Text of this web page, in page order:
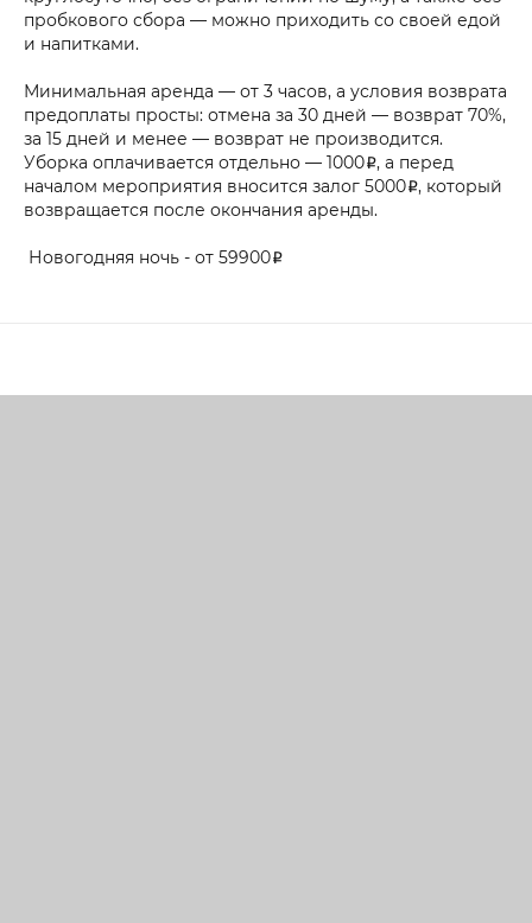
пробкового сбора — можно приходить со своей едой
и напитками.
Минимальная аренда — от 3 часов, а условия возврата
предоплаты просты: отмена за 30 дней — возврат 70%,
за 15 дней и менее — возврат не производится.
Уборка оплачивается отдельно — 1000₽, а перед
началом мероприятия вносится залог 5000₽, который
возвращается после окончания аренды.
Новогодняя ночь - от 59900₽